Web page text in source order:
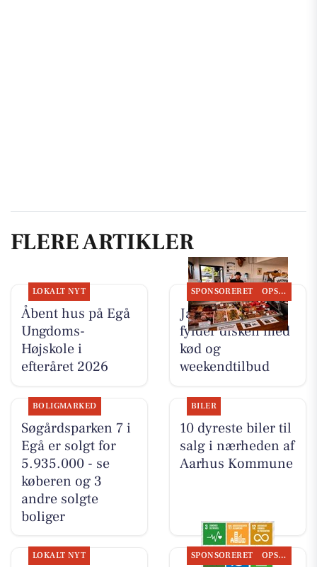
FLERE ARTIKLER
LOKALT NYT
Åbent hus på Egå
Ungdoms-
Højskole i
efteråret 2026
SPONSORERET OPSLAGSTAVLEN
Jaataak Slagteren
fylder disken med
kød og
weekendtilbud
BOLIGMARKED
Søgårdsparken 7 i
Egå er solgt for
5.935.000 - se
køberen og 3
andre solgte
boliger
BILER
10 dyreste biler til
salg i nærheden af
Aarhus Kommune
LOKALT NYT SPONSORERET OPSLAGSTAVLEN